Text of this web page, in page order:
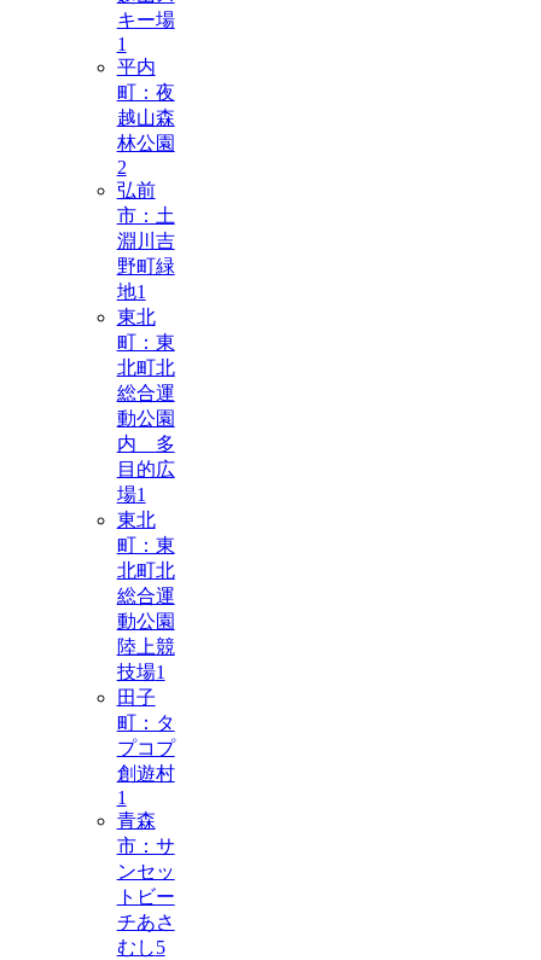
キー場
1
平内
町：夜
越山森
林公園
2
弘前
市：土
淵川吉
野町緑
地1
東北
町：東
北町北
総合運
動公園
内 多
目的広
場1
東北
町：東
北町北
総合運
動公園
陸上競
技場1
田子
町：タ
プコプ
創遊村
1
青森
市：サ
ンセッ
トビー
チあさ
むし5